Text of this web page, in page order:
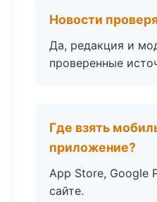
Новости
Да, редакция и
проверенные
Где взять
приложение?
App Store, Google
сайте.